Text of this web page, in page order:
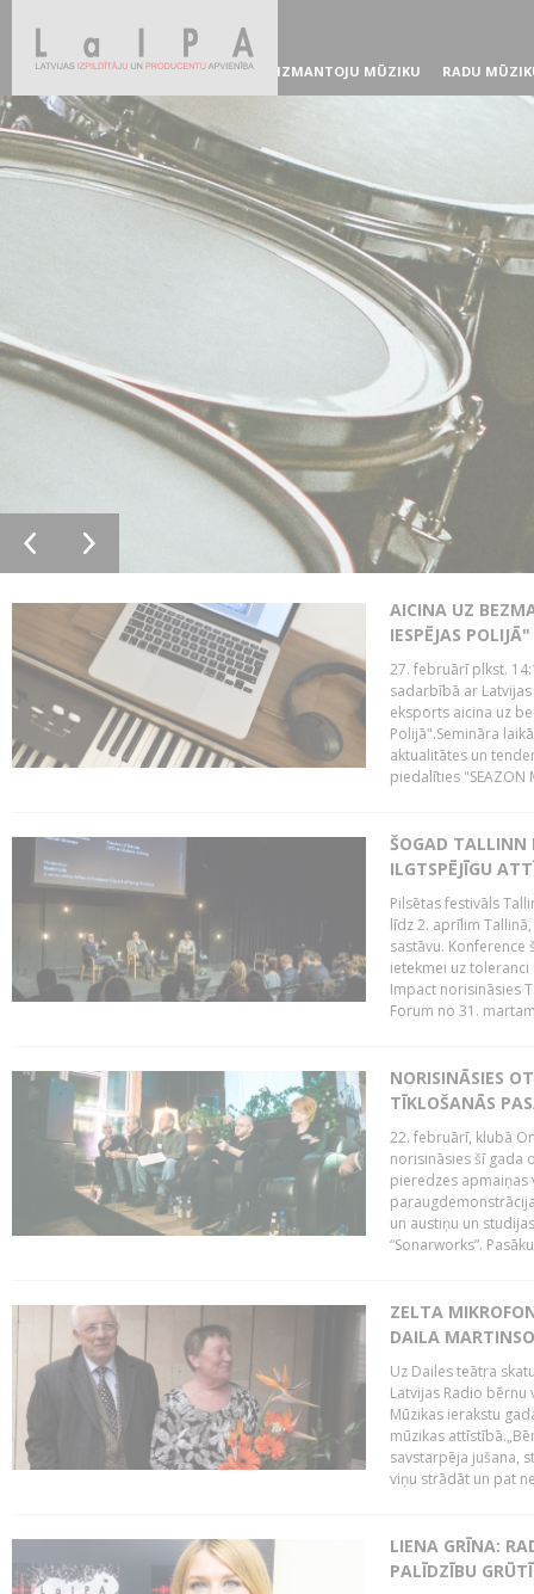
IZMANTOJU MŪZIKU RADU
AICINA UZ
IESPĒJAS POLIJĀ"
27. februārī plkst.
sadarbībā ar
eksports aicina uz
Polijā".Semināra
aktualitātes un
piedalīties "SEAZON
ŠOGAD TALLINN
ILGTSPĒJĪGU
Pilsētas festivāls
līdz 2. aprīlim
sastāvu.
ietekmei uz
Impact norisināsies
Forum no 31.
NORISINĀSIES
TĪKLOŠANĀS
22. februārī, klubā
norisināsies šī gada
pieredzes apmaiņas
un austiņu un
“Sonarworks”.
ZELTA
DAILA
Uz Dailes teātra
Latvijas Radio
Mūzikas ierakstu
mūzikas
savstarpēja jušana,
viņu strādāt un pat
LIENA GRĪNA:
PALĪDZĪBU